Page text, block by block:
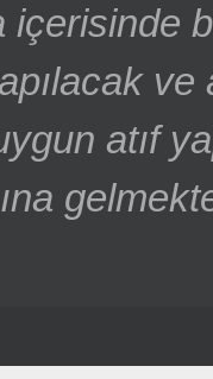
içerisinde
ve
atıf